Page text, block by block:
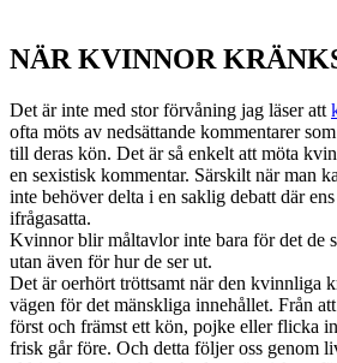
NÄR KVINNOR
Det är inte med stor förvåning jag läser att
ofta möts av nedsättande kommentarer
till deras kön. Det är så enkelt att möta
en sexistisk kommentar. Särskilt när man
inte behöver delta i en saklig debatt där
ifrågasatta.
Kvinnor blir måltavlor inte bara för det de
utan även för hur de ser ut.
Det är oerhört tröttsamt när den kvinnliga
vägen för det mänskliga innehållet. Från
först och främst ett kön, pojke eller flicka
frisk går före. Och detta följer oss genom